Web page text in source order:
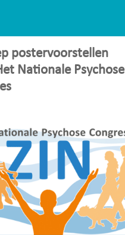
postervoorstellen
Nationale Psychose